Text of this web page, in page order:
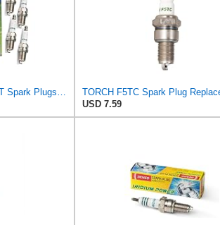
USD 7.59